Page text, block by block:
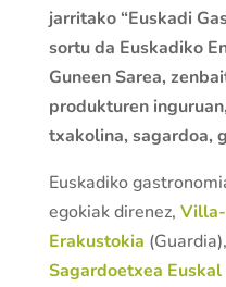
jarritako “Euskadi
sortu da Euskadiko
Guneen Sarea,
produkturen
txakolina, sagardoa,
Euskadiko
egokiak direnez,
Erakustokia (Guardia),
Sagardoetxea